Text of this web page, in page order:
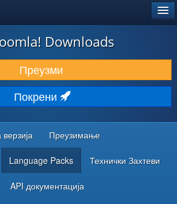
(ЕКСТЕНЗИЈЕ)
Downloads
Преузми
Покрени
верзија Преузимање
Language Packs Технички Захтеви
API документација